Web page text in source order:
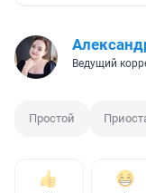
Ведущий
Простой